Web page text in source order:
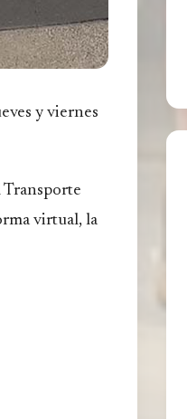
y viernes
Transporte
virtual, la